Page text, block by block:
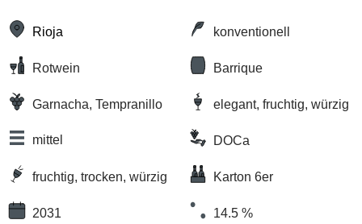
Rioja konventionell
Rotwein Barrique
Garnacha, Tempranillo elegant, fruchtig, würzig
mittel DOCa
fruchtig, trocken, würzig Karton 6er
2031 14.5 %